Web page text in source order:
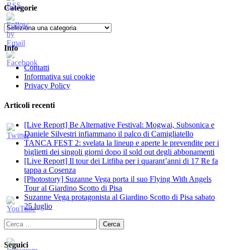
Categorie
Categorie
Info
Contatti
Informativa sui cookie
Privacy Policy
Articoli recenti
[Live Report] Be Alternative Festival: Mogwai, Subsonica e
Daniele Silvestri infiammano il palco di Camigliatello
TANCA FEST 2: svelata la lineup e aperte le prevendite per i
biglietti dei singoli giorni dopo il sold out degli abbonamenti
[Live Report] Il tour dei Litfiba per i quarant’anni di 17 Re fa
tappa a Cosenza
[Photostory] Suzanne Vega porta il suo Flying With Angels
Tour al Giardino Scotto di Pisa
Suzanne Vega protagonista al Giardino Scotto di Pisa sabato
25 luglio
Ricerca
per:
Seguici